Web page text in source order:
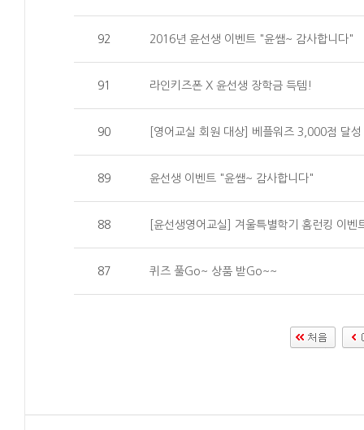
92 2016년 윤선생 이벤트 "윤쌤~ 감사합니다"
91 라인키즈폰 X 윤선생 장학금 득템!
90 [영어교실 회원 대상] 베플워즈 3,000점 달성
89 윤선생 이벤트 "윤쌤~ 감사합니다"
88 [윤선생영어교실] 겨울특별학기 홈런킹 이벤
87 퀴즈 풀Go~ 상품 받Go~~